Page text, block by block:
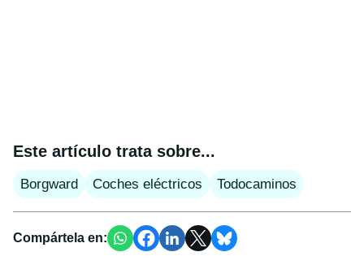
Este artículo trata sobre...
Borgward Coches eléctricos Todocaminos
Compártela en: